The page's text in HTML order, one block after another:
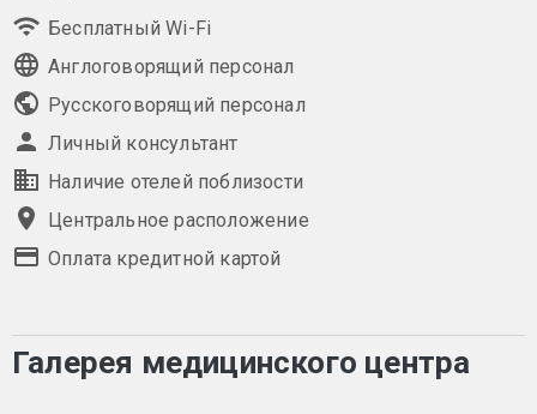
Бесплатный Wi-Fi
Англоговорящий персонал
Русскоговорящий персонал
Личный консультант
Наличие отелей поблизости
Центральное расположение
Оплата кредитной картой
Галерея медицинского центра